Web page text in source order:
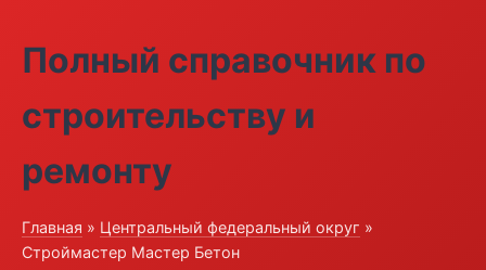
Полный справочник по
строительству и
ремонту
Главная » Центральный федеральный округ »
Строймастер Мастер Бетон